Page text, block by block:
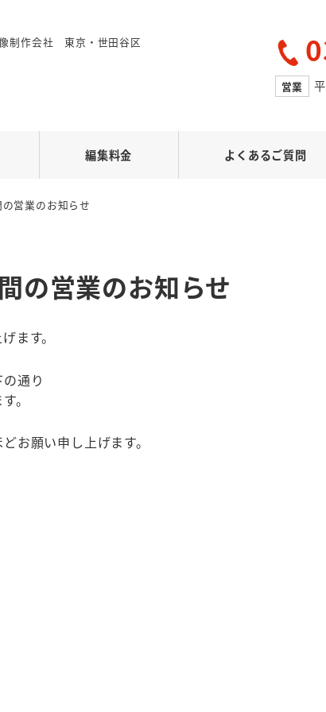
制作会社 東京・世田谷区
営業
編集料金 よくあるご質問
営業のお知らせ
の営業のお知らせ
ます。
通り
。
お願い申し上げます。